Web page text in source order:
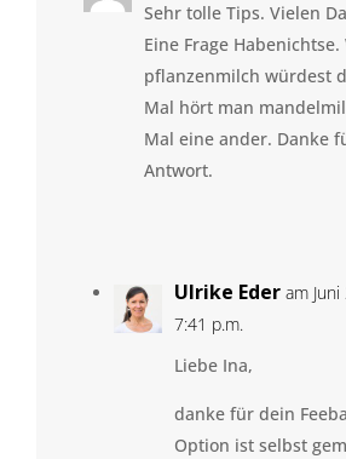
Sehr tolle Tips. Vielen
Eine Frage Habenichtse.
pflanzenmilch würdest
Mal hört man
Mal eine ander. Danke
Antwort.
Ulrike Eder am
7:41 p.m.
Liebe Ina,
danke für dein
Option ist selbst